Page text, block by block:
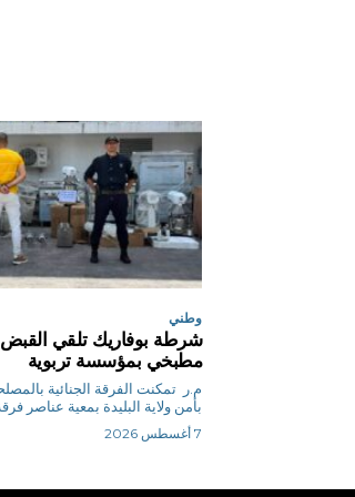
وطني
شرطة بوفاريك تلقي
مطبخي بمؤسسة تربوية
م.ر تمكنت الفرقة الجنائية
بأمن ولاية البليدة بمعية عناصر
7 أغسطس 2026